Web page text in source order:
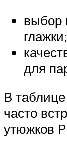
выбор
глажки;
для
В
часто
утюжков